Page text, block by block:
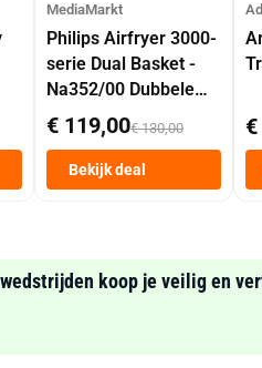
MediaMarkt
Philips Airfryer 3000-
serie Dual Basket -
Na352/00 Dubbele
Mand 9 L Tot 6
Personen
Heteluchtfriteuse
Zwart
€ 119,00€ 130,00
Bekijk deal
€
koop je veilig en